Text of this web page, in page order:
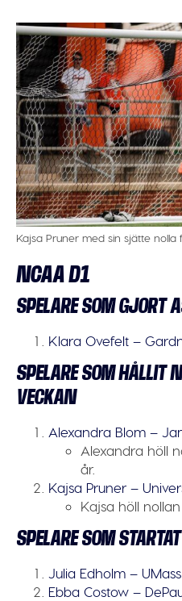
Kajsa Pruner med sin sjätte nolla
NCAA D1
SPELARE SOM GJORT
Klara Ovefelt –
SPELARE SOM HÅLLIT
VECKAN
Alexandra Blom –
Alexandra höll
år.
Kajsa Pruner –
Kajsa höll
SPELARE SOM
Julia Edholm –
Ebba Costow –